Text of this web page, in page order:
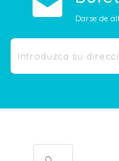
Darse de